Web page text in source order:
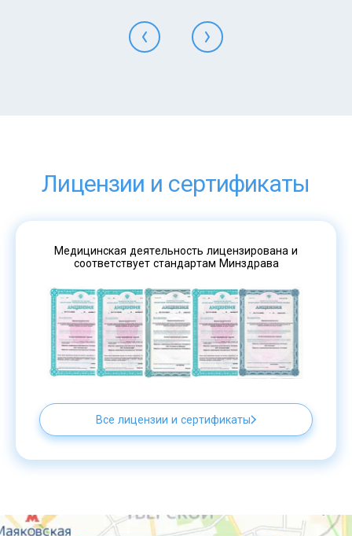
Лицензии и сертификаты
Медицинская деятельность лицензирована и
соответствует стандартам Минздрава
Все лицензии и сертификаты